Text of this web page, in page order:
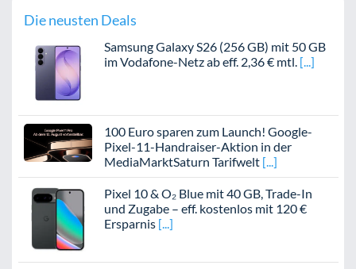
Die neusten Deals
Samsung Galaxy S26 (256 GB) mit 50 GB
im Vodafone-Netz ab eff. 2,36 € mtl.
100 Euro sparen zum Launch! Google-
Pixel-11-Handraiser-Aktion in der
MediaMarktSaturn Tarifwelt
Pixel 10 & O₂ Blue mit 40 GB, Trade-In
und Zugabe – eff. kostenlos mit 120 €
Ersparnis